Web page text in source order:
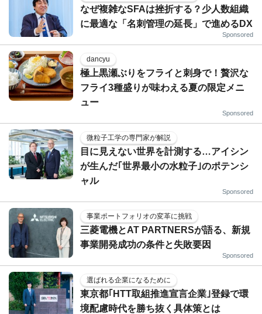
なぜ複雑なSFAは挫折する？少人数組織
に最適な「名刺管理の延長」で進めるDX
Sponsored
dancyu
極上黒瀬ぶりをフライと刺身で！贅沢な
フライ3種盛りが味わえる夏の限定メニ
ュー
Sponsored
微粒子工学の専門家が解説
目に見えない世界を計測する…アイシン
が生んだ｢世界最小の水粒子｣のポテンシ
ャル
Sponsored
事業ポートフォリオの変革に挑戦
三菱電機とAT PARTNERSが語る、新規
事業開発成功の条件と失敗要因
Sponsored
選ばれる企業になるために
東京都｢HTT取組推進宣言企業｣登録で環
境配慮時代を勝ち抜く具体策とは